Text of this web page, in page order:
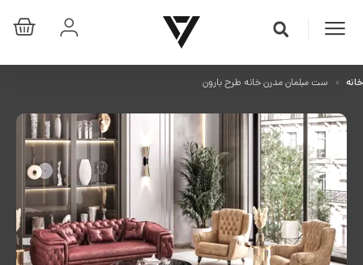
خانه ست مبلمان مدرن خانه طرح بارون